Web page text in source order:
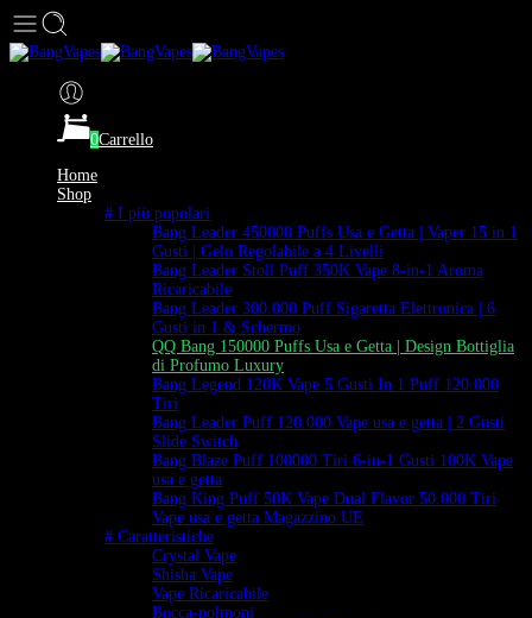
0Carrello
Home
Shop
# I più popolari
Bang Leader 450000 Puffs Usa e Getta | Vaper 15 in 1
Gusti | Gelo Regolabile a 4 Livelli
Bang Leader Stoll Puff 350K Vape 8-in-1 Aroma
Ricaricabile
Bang Leader 300.000 Puff Sigaretta Elettronica | 6
Gusti in 1 & Schermo
QQ Bang 150000 Puffs Usa e Getta | Design Bottiglia
di Profumo Luxury
Bang Legend 120K Vape 5 Gusti In 1 Puff 120.000
Tiri
Bang Leader Puff 120.000 Vape usa e getta | 2 Gusti
Slide Switch
Bang Blaze Puff 100000 Tiri 6-in-1 Gusti 100K Vape
usa e getta
Bang King Puff 50K Vape Dual Flavor 50.000 Tiri
Vape usa e getta Magazzino UE
# Caratteristiche
Crystal Vape
Shisha Vape
Vape Ricaricabile
Bocca-polmoni